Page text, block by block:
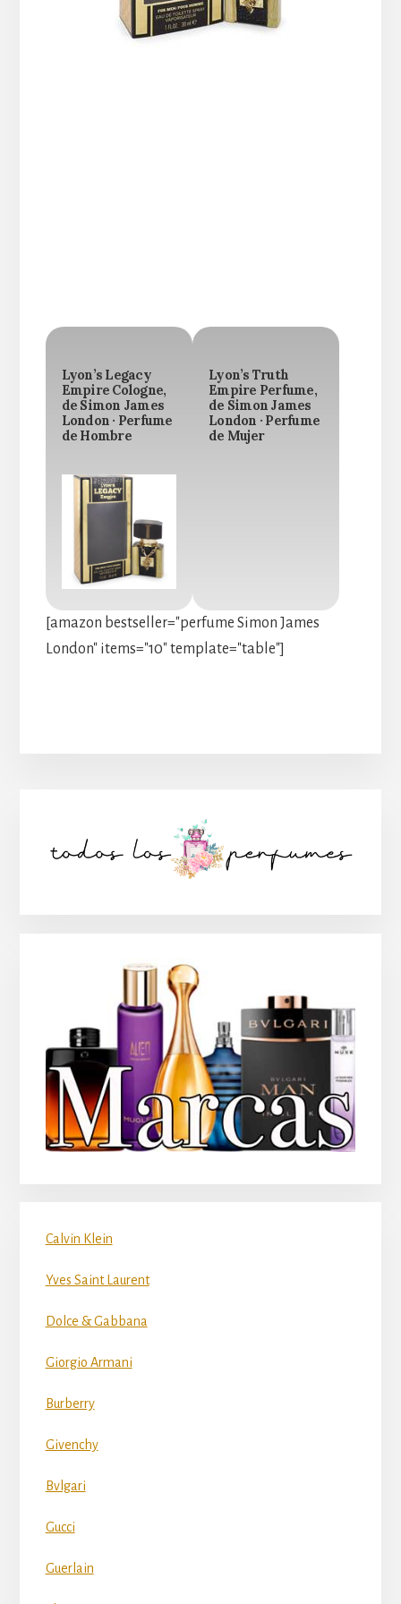
Lyon’s Legacy
Empire Cologne,
de Simon James
London · Perfume
de Hombre
Lyon’s Truth
Empire Perfume,
de Simon James
London · Perfume
de Mujer
[amazon bestseller="perfume Simon James
London" items="10" template="table"]
lateral
Calvin Klein
Yves Saint Laurent
Dolce & Gabbana
Giorgio Armani
Burberry
Givenchy
Bvlgari
Gucci
Guerlain